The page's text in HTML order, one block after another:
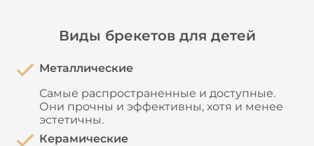
Виды брекетов для детей
Металлические
Самые распространенные и доступные.
Они прочны и эффективны, хотя и менее
эстетичны.
Керамические